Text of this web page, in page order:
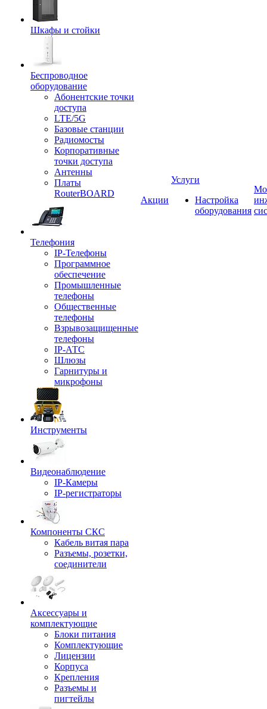
Шкафы и стойки
Беспроводное
оборудование
Абонентские точки
доступа
LTE/5G
Базовые станции
Радиомосты
Корпоративные
точки доступа
Антенны
Платы
RouterBOARD
Телефония
IP-Телефоны
Программное
обеспечение
Промышленные
телефоны
Общественные
телефоны
Взрывозащищенные
телефоны
IP-АТС
Шлюзы
Гарнитуры и
микрофоны
Инструменты
Видеонаблюдение
IP-Камеры
IP-регистраторы
Компоненты СКС
Кабель витая пара
Разъемы, розетки,
соединители
Аксессуары и
комплектующие
Блоки питания
Комплектующие
Лицензии
Корпуса
Крепления
Разъемы и
пигтейлы
Акции
Услуги
Настройка
оборудования